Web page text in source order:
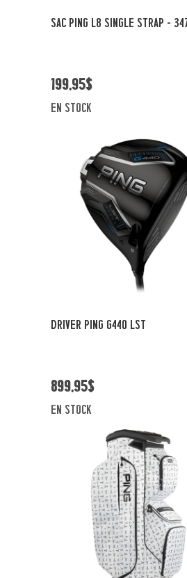
Vue rapide
SAC PING L8 SINGLE STRAP -
199,95$
en stock
Vue rapide
DRIVER PING G440 LST
899,95$
en stock